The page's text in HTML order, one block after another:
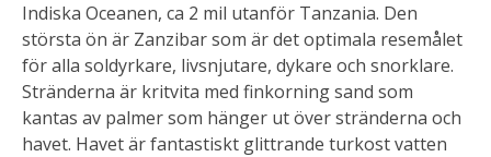
Indiska Oceanen, ca 2 mil utanför Tanzania. Den
största ön är Zanzibar som är det optimala resemålet
för alla soldyrkare, livsnjutare, dykare och snorklare.
Stränderna är kritvita med finkorning sand som
kantas av palmer som hänger ut över stränderna och
havet. Havet är fantastiskt glittrande turkost vatten